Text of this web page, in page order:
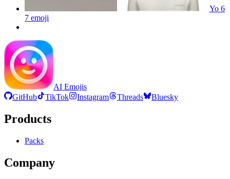
Yo 6
7 emoji
AI Emojis
GitHub
TikTok Instagram Threads Bluesky
Products
Packs
Company